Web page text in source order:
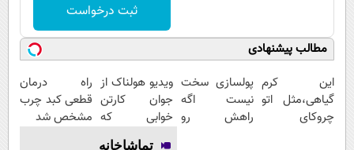
ثبت درخواست
مطالب پیشنهادی
این کرم
گیاهی،مثل اتو
چروکای
پولسازی سخت
نیست اگه
راهش رو
ویدیو هولناک از
جوان کارتن
خوابی که
میلیاردر شد.
راه درمان
قطعی کبد چرب
مشخص شد
تماشاخانه